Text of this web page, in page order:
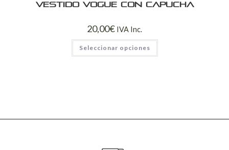
Vestido VOGUE con capucha
20,00€ IVA Inc.
Seleccionar opciones